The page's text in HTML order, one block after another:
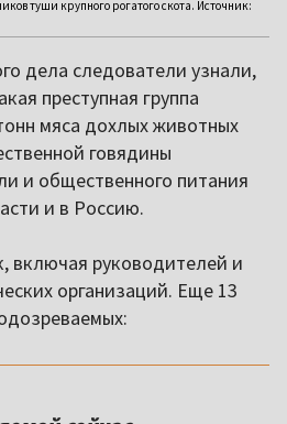
туши крупного рогатого скота. Источник:
дела следователи узнали,
преступная группа
мяса дохлых животных
говядины
и общественного питания
и в Россию.
включая руководителей и
организаций. Еще 13